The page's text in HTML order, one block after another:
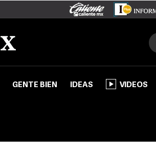
GENTE BIEN IDEAS VIDEOS